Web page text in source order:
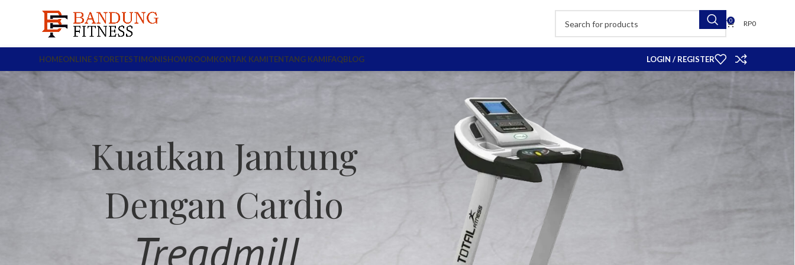
0 RP0
HOMEONLINE STORETESTIMONISHOWROOMKONTAK KAMITENTANG KAMIFAQBLOG LOGIN / REGISTER
Dengan Alat Fitness
Home Gym
Bentuk Tubuh Anda